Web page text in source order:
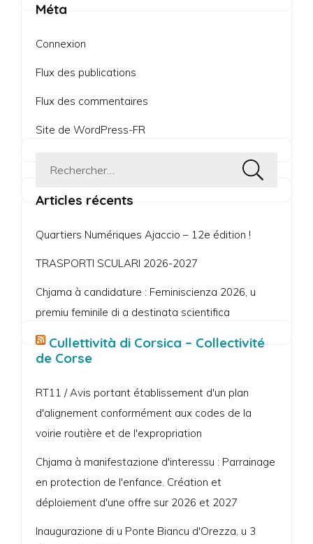
Méta
Connexion
Flux des publications
Flux des commentaires
Site de WordPress-FR
Rechercher :
Articles récents
Quartiers Numériques Ajaccio – 12e édition !
TRASPORTI SCULARI 2026-2027
Chjama à candidature : Feminiscienza 2026, u
premiu feminile di a destinata scientifica
Cullettività di Corsica – Collectivité
de Corse
RT11 / Avis portant établissement d'un plan
d'alignement conformément aux codes de la
voirie routière et de l'expropriation
Chjama à manifestazione d'interessu : Parrainage
en protection de l'enfance. Création et
déploiement d'une offre sur 2026 et 2027
Inaugurazione di u Ponte Biancu d'Orezza, u 3